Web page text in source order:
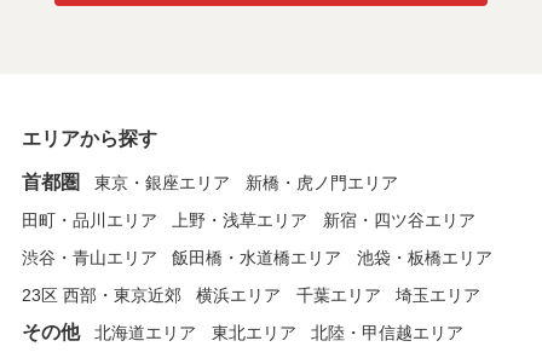
エリアから探す
首都圏 東京・銀座エリア
新橋・虎ノ門エリア
田町・品川エリア
上野・浅草エリア
新宿・四ツ谷エリア
渋谷・青山エリア
飯田橋・水道橋エリア
池袋・板橋エリア
23区 西部・東京近郊
横浜エリア 千葉エリア 埼玉エリア
その他 北海道エリア 東北エリア
北陸・甲信越エリア